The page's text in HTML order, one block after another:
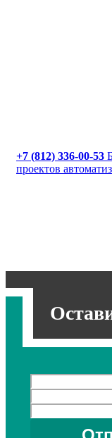
+7 (812) 336-00-53
проектов